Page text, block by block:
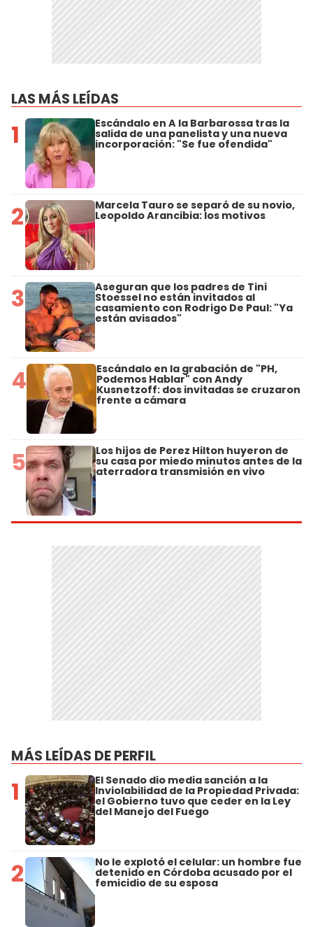
LAS MÁS LEÍDAS
1 Escándalo en A la Barbarossa tras la
salida de una panelista y una nueva
incorporación: "Se fue ofendida"
2 Marcela Tauro se separó de su novio,
Leopoldo Arancibia: los motivos
3 Aseguran que los padres de Tini
Stoessel no están invitados al
casamiento con Rodrigo De Paul: "Ya
están avisados"
4 Escándalo en la grabación de "PH,
Podemos Hablar" con Andy
Kusnetzoff: dos invitadas se cruzaron
frente a cámara
5 Los hijos de Perez Hilton huyeron de
su casa por miedo minutos antes de la
aterradora transmisión en vivo
MÁS LEÍDAS DE PERFIL
1 El Senado dio media sanción a la
Inviolabilidad de la Propiedad Privada:
el Gobierno tuvo que ceder en la Ley
del Manejo del Fuego
2 No le explotó el celular: un hombre fue
detenido en Córdoba acusado por el
femicidio de su esposa